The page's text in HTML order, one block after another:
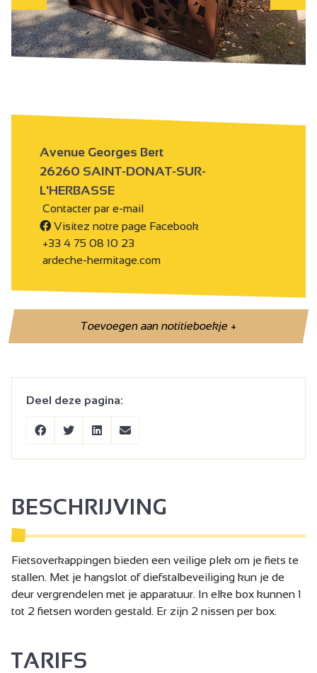
Avenue Georges Bert
26260 SAINT-DONAT-SUR-
L'HERBASSE
Contacter par e-mail
Visitez notre page Facebook
+33 4 75 08 10 23
ardeche-hermitage.com
Toevoegen aan notitieboekje+
Deel deze pagina:
BESCHRIJVING
Fietsoverkappingen bieden een veilige plek om je fiets te
stallen. Met je hangslot of diefstalbeveiliging kun je de
deur vergrendelen met je apparatuur. In elke box kunnen 1
tot 2 fietsen worden gestald. Er zijn 2 nissen per box.
TARIFS